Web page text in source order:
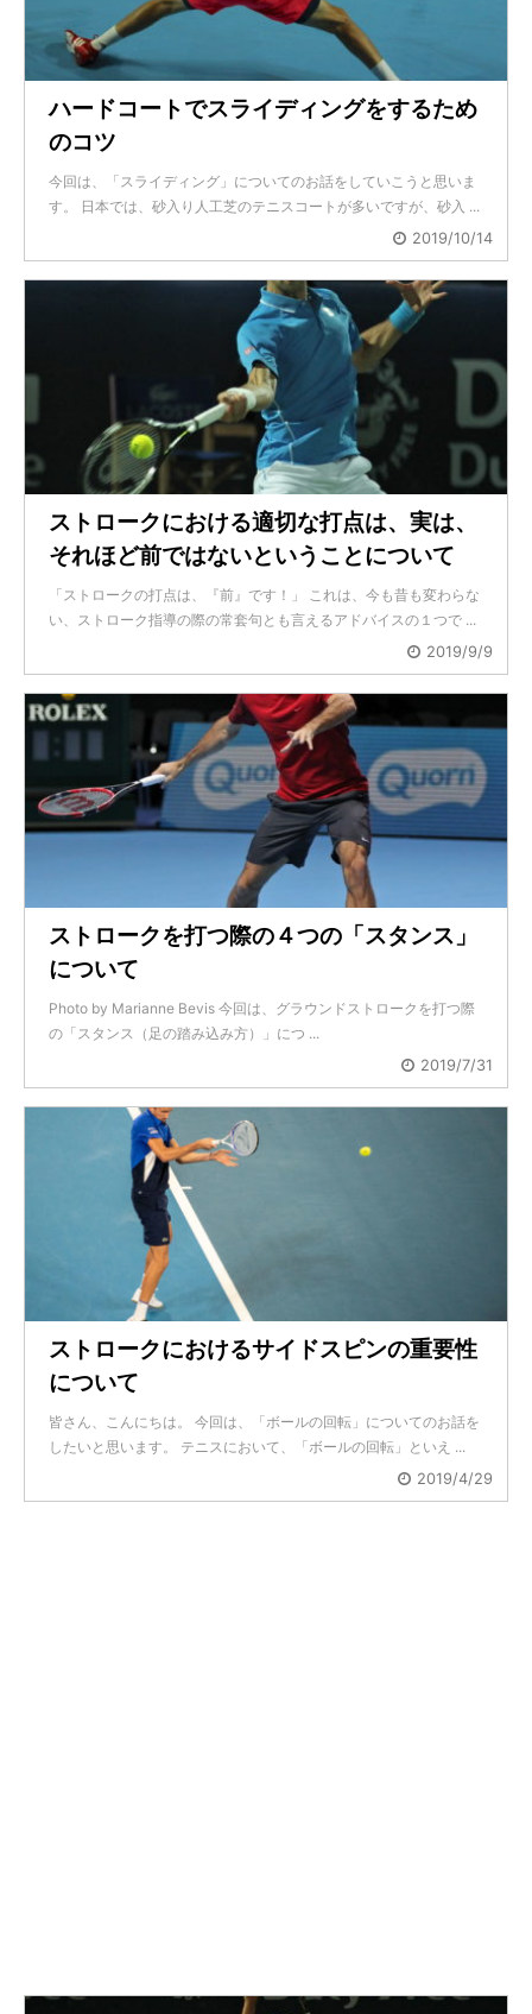
ハードコートでスライディングをするため
のコツ
今回は、「スライディング」についてのお話をしていこうと思いま
す。 日本では、砂入り人工芝のテニスコートが多いですが、砂入 ...
2019/10/14
ストロークにおける適切な打点は、実は、
それほど前ではないということについて
「ストロークの打点は、『前』です！」 これは、今も昔も変わらな
い、ストローク指導の際の常套句とも言えるアドバイスの１つで ...
2019/9/9
ストロークを打つ際の４つの「スタンス」
について
Photo by Marianne Bevis 今回は、グラウンドストロークを打つ際
の「スタンス（足の踏み込み方）」につ ...
2019/7/31
ストロークにおけるサイドスピンの重要性
について
皆さん、こんにちは。 今回は、「ボールの回転」についてのお話を
したいと思います。 テニスにおいて、「ボールの回転」といえ ...
2019/4/29